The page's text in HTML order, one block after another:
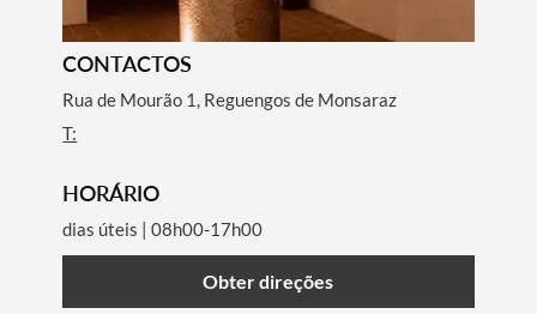
CONTACTOS
Rua de Mourão 1, Reguengos de Monsaraz
T:
HORÁRIO
dias úteis | 08h00-17h00
Obter direções